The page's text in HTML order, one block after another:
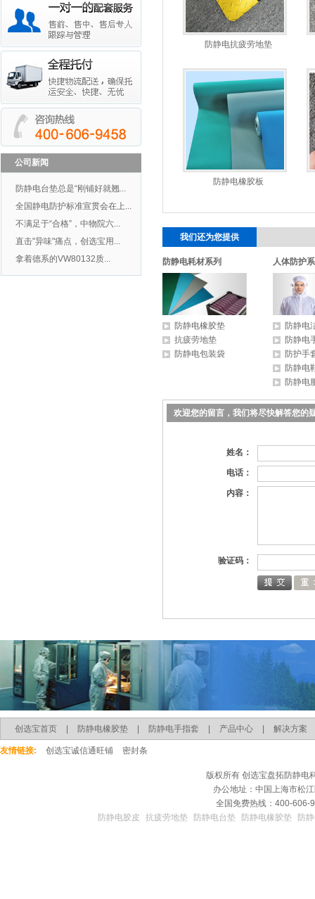
公司新闻
防静电台垫总是“刚铺好就翘...
全国静电防护标准宣贯会在上...
不满足于“合格”，中物院六...
直击"异味"痛点，创选宝用...
拿着德系的VW80132质...
防静电抗疲劳地垫
防静电橡胶板
我们还为您提供
防静电耗材系列
防静电橡胶垫
抗疲劳地垫
防静电包装袋
人体防护
防静电
防静电
防护手
防静电
防静电
欢迎您的留言，我们将尽快解答您的
姓名：
电话：
内容：
验证码：
创选宝首页 防静电橡胶垫 防静电手指套 产品中心 解决方案
友情链接: 创选宝诚信通旺铺 密封条
版权所有 创选宝盘拓防静电
办公地址：中国上海市松
全国免费热线：400-606-
防静电胶皮
抗疲劳地垫 防静电台垫 防静电橡胶垫 防